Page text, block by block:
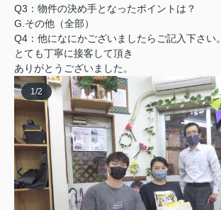
Q3：物件の決め手となったポイントは？
G.その他（全部）
Q4：他になにかございましたらご記入下さい。
とても丁寧に接客して頂き
ありがとうございました。
1/2